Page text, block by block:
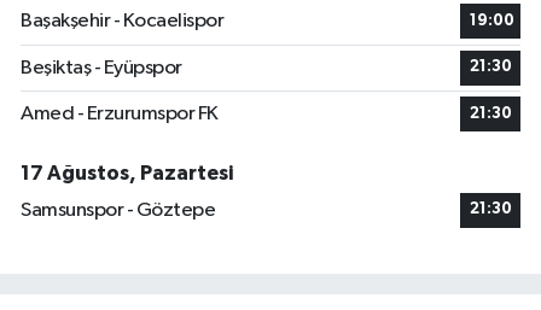
Başakşehir - Kocaelispor
19:00
Beşiktaş - Eyüpspor 21:30
Amed - Erzurumspor FK 21:30
17 Ağustos, Pazartesi
Samsunspor - Göztepe
21:30